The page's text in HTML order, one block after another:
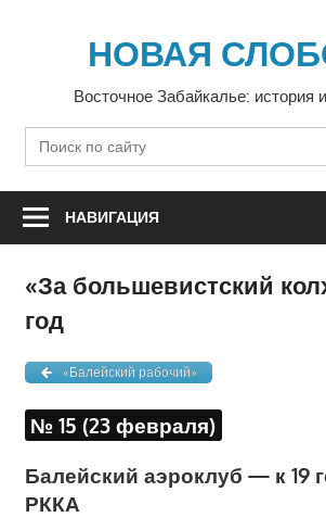
содержимомуНОВАЯ
Восточное Забайкалье: история
Search
for:
НАВИГАЦИЯ
«За большевистский
год
«Балейский рабочий»
№ 15 (23 февраля)
Балейский аэроклуб — к 19
РККА